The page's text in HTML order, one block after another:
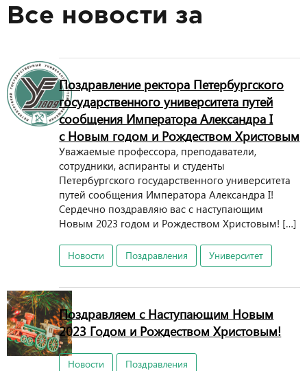
Все новости за
Поздравление ректора Петербургского
государственного университета путей
сообщения Императора Александра I
с Новым годом и Рождеством Христовым
Уважаемые профессора, преподаватели,
сотрудники, аспиранты и студенты
Петербургского государственного университета
путей сообщения Императора Александра I!
Сердечно поздравляю вас с наступающим
Новым 2023 годом и Рождеством Христовым! […]
Новости Поздравления Университет
Поздравляем с Наступающим Новым
2023 Годом и Рождеством Христовым!
Новости Поздравления